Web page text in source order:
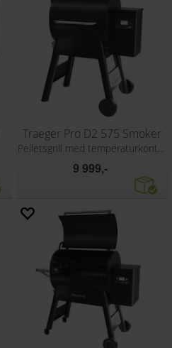
Traeger Pro D2 575 Smoker
9 999,-